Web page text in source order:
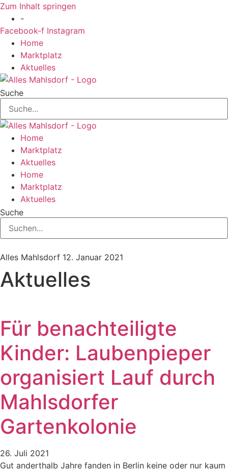
Zum Inhalt springen
-
Facebook-f Instagram
Home
Marktplatz
Aktuelles
Suche
Home
Marktplatz
Aktuelles
Home
Marktplatz
Aktuelles
Suche
Alles Mahlsdorf 12. Januar 2021
Aktuelles
Für benachteiligte
Kinder: Laubenpieper
organisiert Lauf durch
Mahlsdorfer
Gartenkolonie
26. Juli 2021
Gut anderthalb Jahre fanden in Berlin keine oder nur kaum